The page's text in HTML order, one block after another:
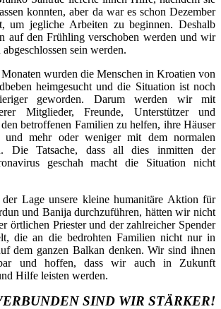
konnten, aber da war es schon Dezember
um jegliche Arbeiten zu beginnen. Deshalb
auf den Frühling verschoben werden und wir
sein werden.
wurden die Menschen in Kroatien von
heimgesucht und die Situation ist noch
geworden. Darum werden wir mit
Mitglieder, Freunde, Unterstützer und
betroffenen Familien zu helfen, ihre Häuser
und mehr oder weniger mit dem normalen
Die Tatsache, dass all dies inmitten der
geschah macht die Situation nicht
Lage unsere kleine humanitäre Aktion für
und Banija durchzuführen, hätten wir nicht
örtlichen Priester und der zahlreicher Spender
die an die bedrohten Familien nicht nur in
dem ganzen Balkan denken. Wir sind ihnen
und hoffen, dass wir auch in Zukunft
Hilfe leisten werden.
SIND WIR STÄRKER!